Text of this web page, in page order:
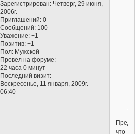
Зарегистрирован: Четверг, 29 июня,
2006г.
Приглашений: 0
Сообщений: 100
Уважение: +1
Позитив: +1
Пол: Мужской
Провел на форуме:
22 часа 0 минут
Последний визит:
Воскресенье, 11 января, 2009г.
06:40
что